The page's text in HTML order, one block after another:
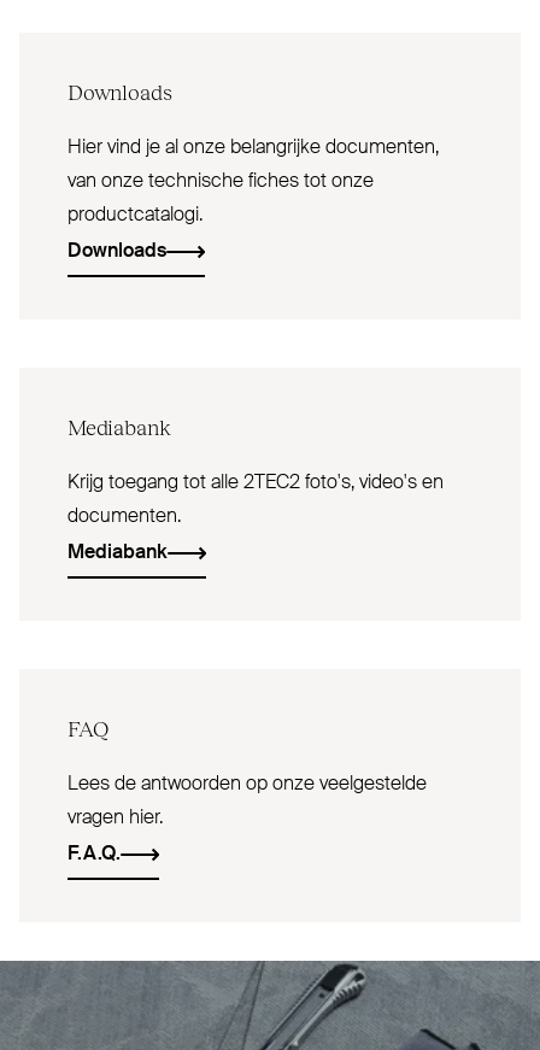
Downloads
Hier vind je al onze belangrijke documenten,
van onze technische fiches tot onze
productcatalogi.
Downloads
Mediabank
Krijg toegang tot alle 2TEC2 foto's, video's en
documenten.
Mediabank
FAQ
Lees de antwoorden op onze veelgestelde
vragen hier.
F.A.Q.